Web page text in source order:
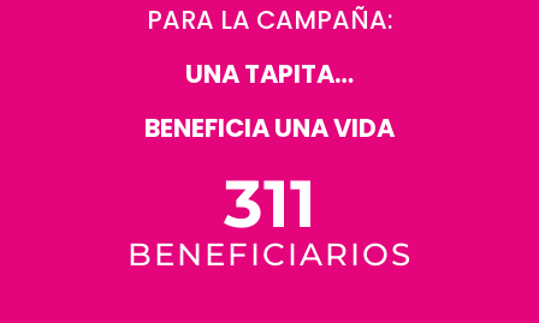
PARA LA CAMPAÑA:
UNA TAPITA…
BENEFICIA UNA VIDA
BENEFICIARIOS
311